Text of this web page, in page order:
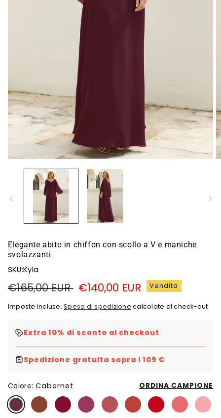
Elegante abito in chiffon con scollo a V e maniche
svolazzanti
SKU:Kyla
Prezzo
di
€165,00 EUR Prezzo
di
€140,00 EUR Vendita
Imposte incluse.Spese di spedizione calcolate al check-out.
Extra 10% di sconto al checkout
Spedizione gratuita sopra i 109 €
Colore:Cabernet ORDINA CAMPIONE